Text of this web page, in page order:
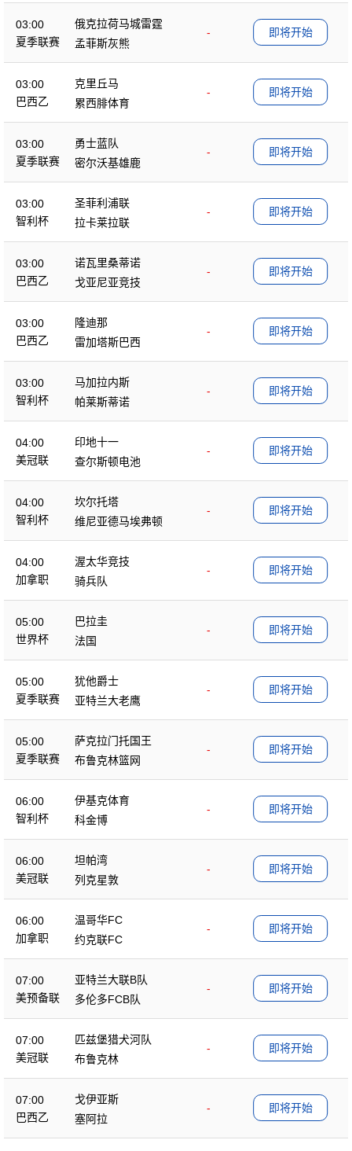
03:00
夏季联赛
俄克拉荷马城雷霆
-
孟菲斯灰熊
即将开始
03:00
巴西乙
克里丘马
-
累西腓体育
即将开始
03:00
夏季联赛
勇士蓝队
-
密尔沃基雄鹿
即将开始
03:00
智利杯
圣菲利浦联
-
拉卡莱拉联
即将开始
03:00
巴西乙
诺瓦里桑蒂诺
-
戈亚尼亚竞技
即将开始
03:00
巴西乙
隆迪那
-
雷加塔斯巴西
即将开始
03:00
智利杯
马加拉内斯
-
帕莱斯蒂诺
即将开始
04:00
美冠联
印地十一
-
查尔斯顿电池
即将开始
04:00
智利杯
坎尔托塔
-
维尼亚德马埃弗顿
即将开始
04:00
加拿职
渥太华竞技
-
骑兵队
即将开始
05:00
世界杯
巴拉圭
-
法国
即将开始
05:00
夏季联赛
犹他爵士
-
亚特兰大老鹰
即将开始
05:00
夏季联赛
萨克拉门托国王
-
布鲁克林篮网
即将开始
06:00
智利杯
伊基克体育
-
科金博
即将开始
06:00
美冠联
坦帕湾
-
列克星敦
即将开始
06:00
加拿职
温哥华FC
-
约克联FC
即将开始
07:00
美预备联
亚特兰大联B队
-
多伦多FCB队
即将开始
07:00
美冠联
匹兹堡猎犬河队
-
布鲁克林
即将开始
07:00
巴西乙
戈伊亚斯
-
塞阿拉
即将开始